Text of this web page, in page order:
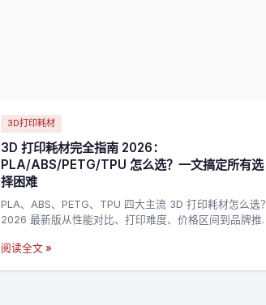
3D打印耗材
3D 打印耗材完全指南 2026：
PLA/ABS/PETG/TPU 怎么选？一文搞定所有选
择困难
PLA、ABS、PETG、TPU 四大主流 3D 打印耗材怎么选？
2026 最新版从性能对比、打印难度、价格区间到品牌推
阅读全文 »